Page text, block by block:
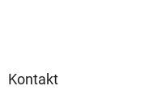
Kontakt